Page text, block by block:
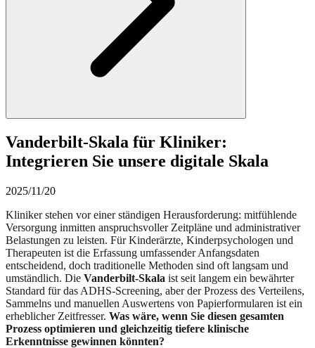
Vanderbilt-Skala für Kliniker:
Integrieren Sie unsere digitale Skala
2025/11/20
Kliniker stehen vor einer ständigen Herausforderung: mitfühlende
Versorgung inmitten anspruchsvoller Zeitpläne und administrativer
Belastungen zu leisten. Für Kinderärzte, Kinderpsychologen und
Therapeuten ist die Erfassung umfassender Anfangsdaten
entscheidend, doch traditionelle Methoden sind oft langsam und
umständlich. Die Vanderbilt-Skala ist seit langem ein bewährter
Standard für das ADHS-Screening, aber der Prozess des Verteilens,
Sammelns und manuellen Auswertens von Papierformularen ist ein
erheblicher Zeitfresser. Was wäre, wenn Sie diesen gesamten
Prozess optimieren und gleichzeitig tiefere klinische
Erkenntnisse gewinnen könnten?